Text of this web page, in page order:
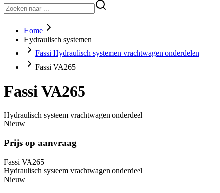
Home
Hydraulisch systemen
Fassi Hydraulisch systemen vrachtwagen onderdelen
Fassi VA265
Fassi VA265
Hydraulisch systeem vrachtwagen onderdeel
Nieuw
Prijs op aanvraag
Fassi VA265
Hydraulisch systeem vrachtwagen onderdeel
Nieuw